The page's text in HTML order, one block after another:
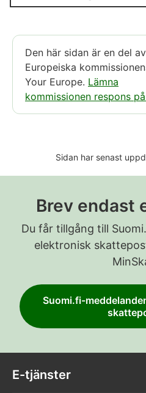
Den här sidan är en del av
Europeiska
Your Europe. Lämna
kommissionen respons
Sidan har senast
Brev endast
Du får tillgång till
elektronisk
Suomi.fi-
E-tjänster